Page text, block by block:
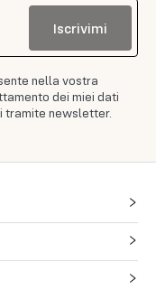
Iscrivimi
nella vostra
dei miei dati
tramite newsletter.